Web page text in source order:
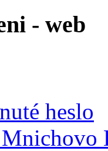
- web
heslo